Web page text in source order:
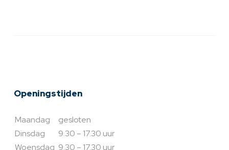
Openingstijden
Maandag
gesloten
Dinsdag
9.30 – 17.30 uur
Woensdag 9.30 – 17.30 uur